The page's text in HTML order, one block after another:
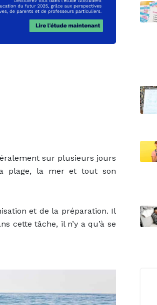
sur plusieurs jours
plage, la mer et tout son
et de la préparation. Il
cette tâche, il n’y a qu’à se